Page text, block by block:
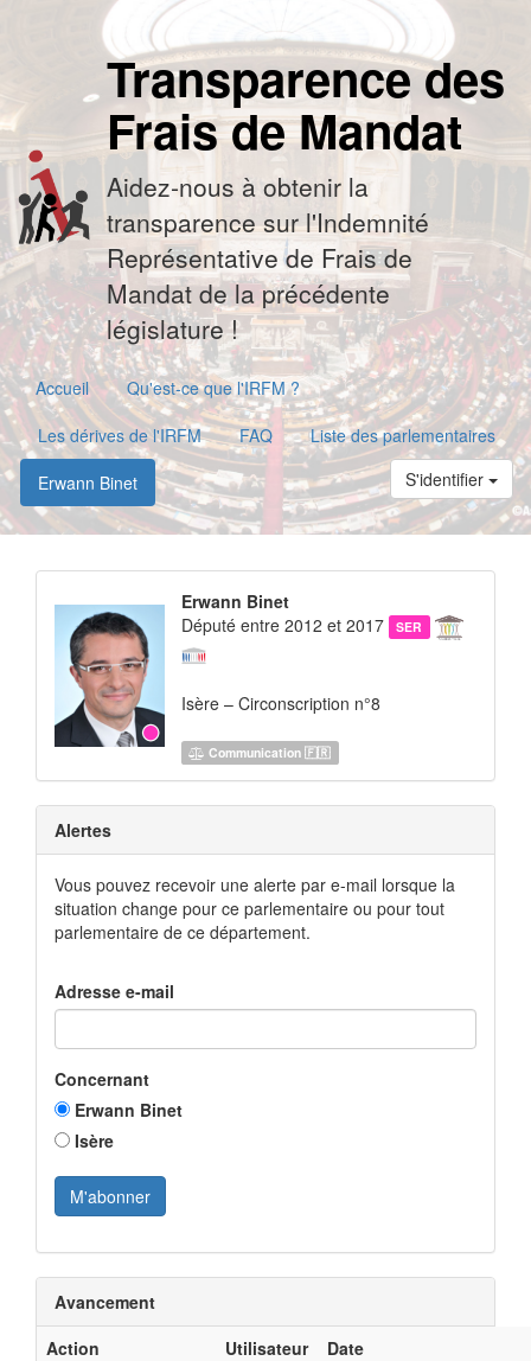
Transparence des
Frais de Mandat
Aidez-nous à obtenir la
transparence sur l'Indemnité
Représentative de Frais de
Mandat de la précédente
législature !
Accueil
Qu'est-ce que l'IRFM ?
Les dérives de l'IRFM
FAQ
Liste des parlementaires
Erwann Binet
S'identifier
Erwann Binet
Député entre 2012 et 2017
SER
Isère – Circonscription n°8
Communication 🇫🇷
Alertes
Vous pouvez recevoir une alerte par e-mail lorsque la
situation change pour ce parlementaire ou pour tout
parlementaire de ce département.
Adresse e-mail
Concernant
Erwann Binet
Isère
Avancement
Action
Utilisateur Date